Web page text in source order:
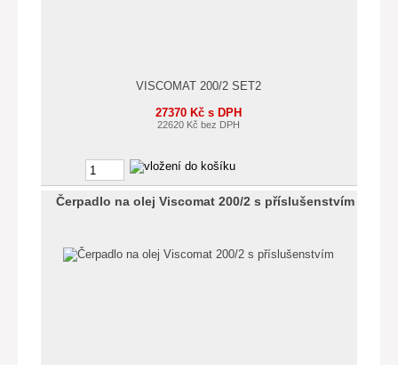
VISCOMAT 200/2 SET2
27370 Kč s DPH
22620 Kč bez DPH
Čerpadlo na olej Viscomat 200/2 s příslušenstvím